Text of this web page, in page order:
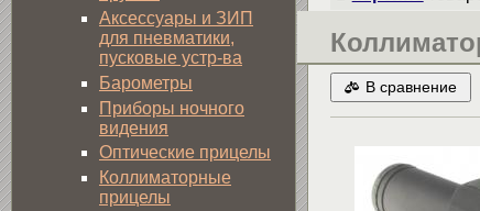
В сравнение
Аксессуары и ЗИП
для пневматики,
пусковые устр-ва
Барометры
Приборы ночного
видения
Оптические прицелы
Коллиматорные
прицелы